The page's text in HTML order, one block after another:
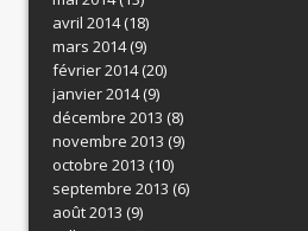
avril 2014(18)
mars 2014(9)
février 2014(20)
janvier 2014(9)
décembre 2013 (8)
novembre 2013 (9)
octobre 2013 (10)
septembre 2013 (6)
août 2013 (9)